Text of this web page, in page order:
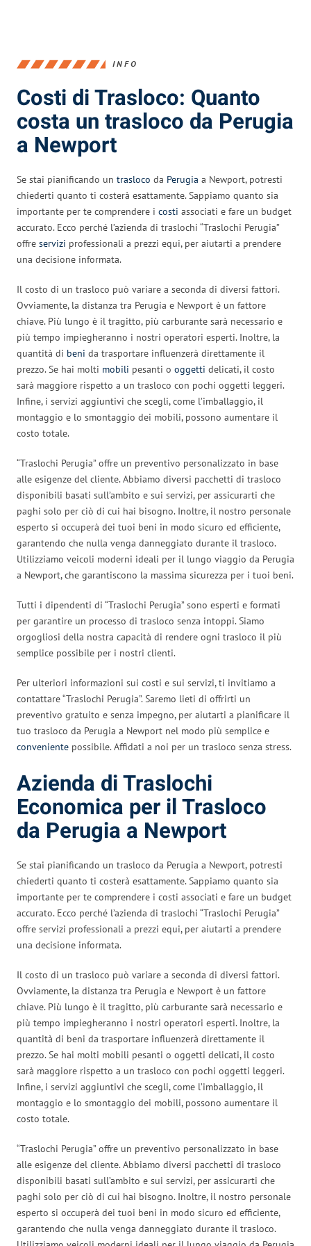
INFO
Costi di Trasloco: Quanto
costa un trasloco da Perugia
a Newport
Se stai pianificando un trasloco da Perugia a Newport, potresti
chiederti quanto ti costerà esattamente. Sappiamo quanto sia
importante per te comprendere i costi associati e fare un budget
accurato. Ecco perché l’azienda di traslochi “Traslochi Perugia”
offre servizi professionali a prezzi equi, per aiutarti a prendere
una decisione informata.
Il costo di un trasloco può variare a seconda di diversi fattori.
Ovviamente, la distanza tra Perugia e Newport è un fattore
chiave. Più lungo è il tragitto, più carburante sarà necessario e
più tempo impiegheranno i nostri operatori esperti. Inoltre, la
quantità di beni da trasportare influenzerà direttamente il
prezzo. Se hai molti mobili pesanti o oggetti delicati, il costo
sarà maggiore rispetto a un trasloco con pochi oggetti leggeri.
Infine, i servizi aggiuntivi che scegli, come l’imballaggio, il
montaggio e lo smontaggio dei mobili, possono aumentare il
costo totale.
“Traslochi Perugia” offre un preventivo personalizzato in base
alle esigenze del cliente. Abbiamo diversi pacchetti di trasloco
disponibili basati sull’ambito e sui servizi, per assicurarti che
paghi solo per ciò di cui hai bisogno. Inoltre, il nostro personale
esperto si occuperà dei tuoi beni in modo sicuro ed efficiente,
garantendo che nulla venga danneggiato durante il trasloco.
Utilizziamo veicoli moderni ideali per il lungo viaggio da Perugia
a Newport, che garantiscono la massima sicurezza per i tuoi beni.
Tutti i dipendenti di “Traslochi Perugia” sono esperti e formati
per garantire un processo di trasloco senza intoppi. Siamo
orgogliosi della nostra capacità di rendere ogni trasloco il più
semplice possibile per i nostri clienti.
Per ulteriori informazioni sui costi e sui servizi, ti invitiamo a
contattare “Traslochi Perugia”. Saremo lieti di offrirti un
preventivo gratuito e senza impegno, per aiutarti a pianificare il
tuo trasloco da Perugia a Newport nel modo più semplice e
conveniente possibile. Affidati a noi per un trasloco senza stress.
Azienda di Traslochi
Economica per il Trasloco
da Perugia a Newport
Se stai pianificando un trasloco da Perugia a Newport, potresti
chiederti quanto ti costerà esattamente. Sappiamo quanto sia
importante per te comprendere i costi associati e fare un budget
accurato. Ecco perché l’azienda di traslochi “Traslochi Perugia”
offre servizi professionali a prezzi equi, per aiutarti a prendere
una decisione informata.
Il costo di un trasloco può variare a seconda di diversi fattori.
Ovviamente, la distanza tra Perugia e Newport è un fattore
chiave. Più lungo è il tragitto, più carburante sarà necessario e
più tempo impiegheranno i nostri operatori esperti. Inoltre, la
quantità di beni da trasportare influenzerà direttamente il
prezzo. Se hai molti mobili pesanti o oggetti delicati, il costo
sarà maggiore rispetto a un trasloco con pochi oggetti leggeri.
Infine, i servizi aggiuntivi che scegli, come l’imballaggio, il
montaggio e lo smontaggio dei mobili, possono aumentare il
costo totale.
“Traslochi Perugia” offre un preventivo personalizzato in base
alle esigenze del cliente. Abbiamo diversi pacchetti di trasloco
disponibili basati sull’ambito e sui servizi, per assicurarti che
paghi solo per ciò di cui hai bisogno. Inoltre, il nostro personale
esperto si occuperà dei tuoi beni in modo sicuro ed efficiente,
garantendo che nulla venga danneggiato durante il trasloco.